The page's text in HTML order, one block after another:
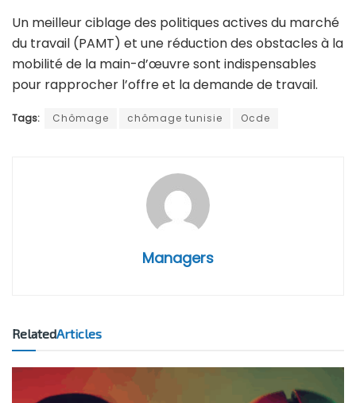
Un meilleur ciblage des politiques actives du marché
du travail (PAMT) et une réduction des obstacles à la
mobilité de la main-d’œuvre sont indispensables
pour rapprocher l’offre et la demande de travail.
Tags: Chômage chômage tunisie Ocde
Managers
RelatedArticles